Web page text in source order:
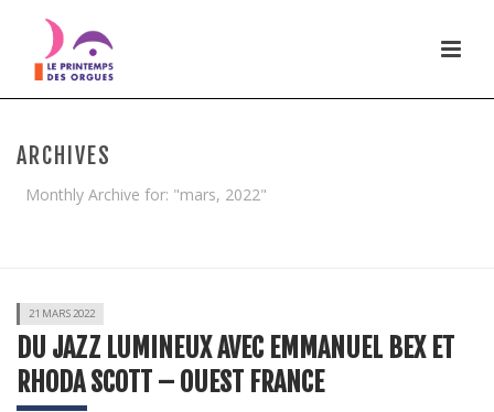
ARCHIVES
Monthly Archive for: "mars, 2022"
21 MARS 2022
DU JAZZ LUMINEUX AVEC EMMANUEL BEX ET
RHODA SCOTT – OUEST FRANCE